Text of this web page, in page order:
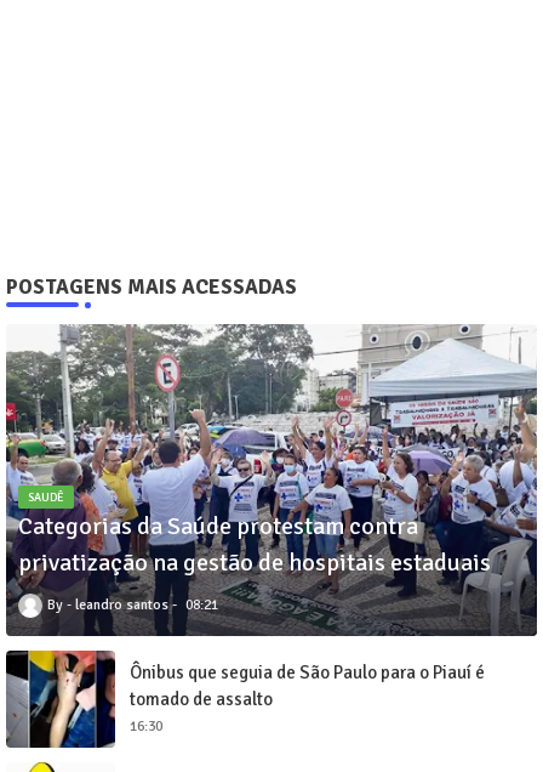
POSTAGENS MAIS ACESSADAS
SAUDÊ
Categorias da Saúde protestam contra
privatização na gestão de hospitais estaduais
leandro santos 08:21
Ônibus que seguia de São Paulo para o Piauí é
tomado de assalto
16:30